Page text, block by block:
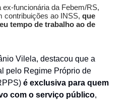
funcionária da Febem/RS,
contribuições ao INSS, que
tempo de trabalho ao de
Vilela, destacou que a
pelo Regime Próprio de
é exclusiva para quem
com o serviço público,